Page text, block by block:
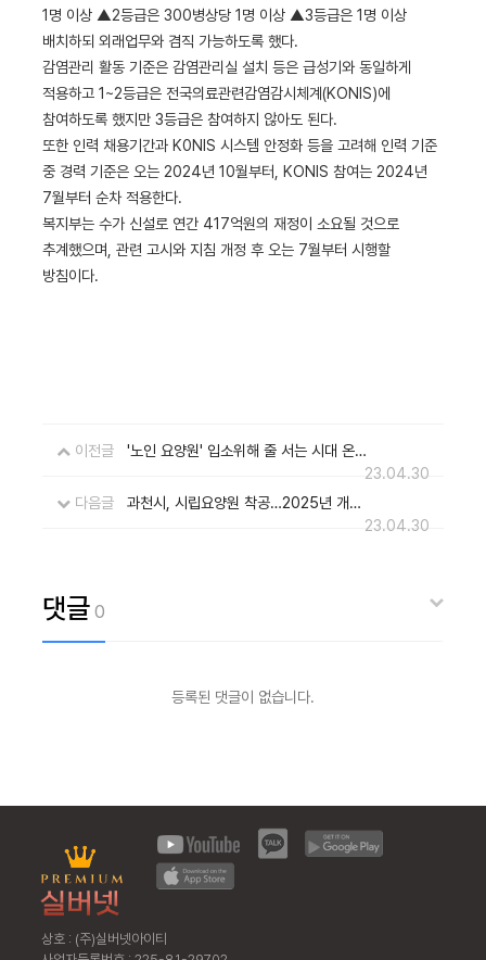
1명 이상 ▲2등급은 300병상당 1명 이상 ▲3등급은 1명 이상
배치하되 외래업무와 겸직 가능하도록 했다.
감염관리 활동 기준은 감염관리실 설치 등은 급성기와 동일하게
적용하고 1~2등급은 전국의료관련감염감시체계(KONIS)에
참여하도록 했지만 3등급은 참여하지 않아도 된다.
또한 인력 채용기간과 K0NIS 시스템 안정화 등을 고려해 인력 기준
중 경력 기준은 오는 2024년 10월부터, KONIS 참여는 2024년
7월부터 순차 적용한다.
복지부는 수가 신설로 연간 417억원의 재정이 소요될 것으로
추계했으며, 관련 고시와 지침 개정 후 오는 7월부터 시행할
방침이다.
이전글
'노인 요양원' 입소위해 줄 서는 시대 온다[지방소멸은 없다]
23.04.30
다음글
과천시, 시립요양원 착공…2025년 개원 목표
23.04.30
댓글0
등록된 댓글이 없습니다.
상호 : (주)실버넷아이티